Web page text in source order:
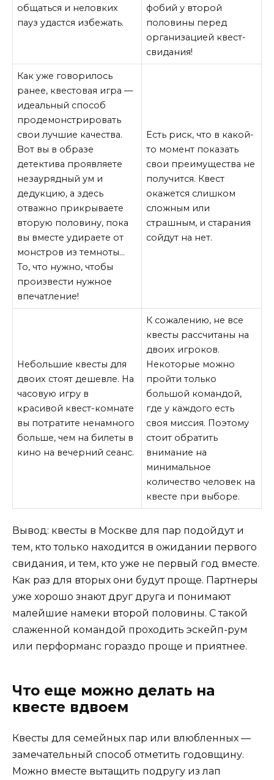
общаться и неловких
пауз удастся избежать.
фобий у второй
половины перед
организацией квест-
свидания!
Как уже говорилось
ранее, квестовая игра —
идеальный способ
продемонстрировать
свои лучшие качества.
Вот вы в образе
детектива проявляете
незаурядный ум и
дедукцию, а здесь
отважно прикрываете
вторую половину, пока
вы вместе удираете от
монстров из темноты…
То, что нужно, чтобы
произвести нужное
впечатление!
Есть риск, что в какой-
то момент показать
свои преимущества не
получится. Квест
окажется слишком
сложным или
страшным, и старания
сойдут на нет.
Небольшие квесты для
двоих стоят дешевле. На
часовую игру в
красивой квест-комнате
вы потратите ненамного
больше, чем на билеты в
кино на вечерний сеанс.
К сожалению, не все
квесты рассчитаны на
двоих игроков.
Некоторые можно
пройти только
большой командой,
где у каждого есть
своя миссия. Поэтому
стоит обратить
внимание на
минимальное
количество человек на
квесте при выборе.
Вывод: квесты в Москве для пар подойдут и
тем, кто только находится в ожидании первого
свидания, и тем, кто уже не первый год вместе.
Как раз для вторых они будут проще. Партнеры
уже хорошо знают друг друга и понимают
малейшие намеки второй половины. С такой
слаженной командой проходить эскейп-рум
или перформанс гораздо проще и приятнее.
Что еще можно делать на
квесте вдвоем
Квесты для семейных пар или влюбленных —
замечательный способ отметить годовщину.
Можно вместе вытащить подругу из лап